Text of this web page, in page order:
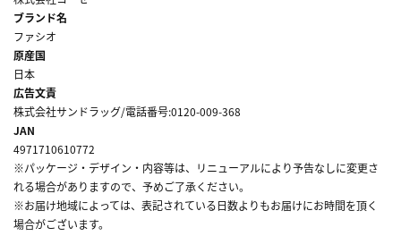
ブランド名
ファシオ
原産国
日本
広告文責
株式会社サンドラッグ/電話番号:0120-009-368
JAN
4971710610772
※パッケージ・デザイン・内容等は、リニューアルにより予告なしに変更さ
れる場合がありますので、予めご了承ください。
※お届け地域によっては、表記されている日数よりもお届けにお時間を頂く
場合がございます。